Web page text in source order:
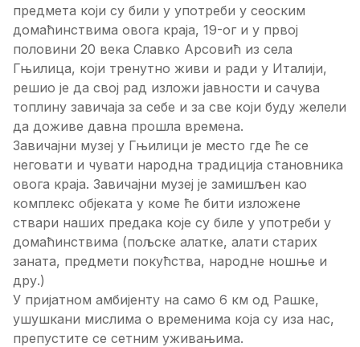
предмета који су били у употреби у сеоским
домаћинствима овога краја, 19-ог и у првој
половини 20 века Славко Арсовић из села
Гњилица, који тренутно живи и ради у Италији,
решио је да свој рад изложи јавности и сачува
топлину завичаја за себе и за све који буду желели
да доживе давна прошла времена.
Завичајни музеј у Гњилици је место где ће се
неговати и чувати народна традиција становника
овога краја. Завичајни музеј је замишљен као
комплекс објеката у коме ће бити изложене
ствари наших предака које су биле у употреби у
домаћинствима (пољске алатке, алати старих
заната, предмети покућства, народне ношње и
дру.)
У пријатном амбијенту на само 6 км од Рашке,
ушушкани мислима о временима која су иза нас,
препустите се сетним уживањима.